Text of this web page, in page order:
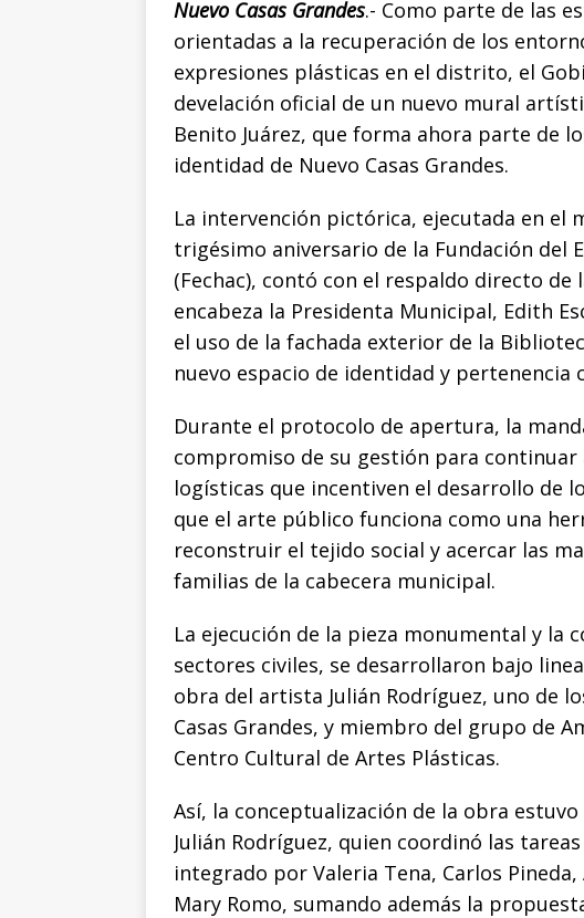
o
o
k
p
p
g
e
r
n
k
ti
r
Nuevo Casas Grandes.- Como parte de las
orientadas a la recuperación de los
expresiones plásticas en el distrito, el
develación oficial de un nuevo mural
Benito Juárez, que forma ahora parte de
identidad de Nuevo Casas Grandes.
La intervención pictórica, ejecutada en el
trigésimo aniversario de la Fundación del
(Fechac), contó con el respaldo directo
encabeza la Presidenta Municipal, Edith
el uso de la fachada exterior de la
nuevo espacio de identidad y pertenencia
​Durante el protocolo de apertura, la
compromiso de su gestión para continuar
logísticas que incentiven el desarrollo de
que el arte público funciona como una
reconstruir el tejido social y acercar las
familias de la cabecera municipal.
La ejecución de la pieza monumental y la
sectores civiles, se desarrollaron bajo
obra del artista Julián Rodríguez, uno de
Casas Grandes, y miembro del grupo de
Centro Cultural de Artes Plásticas.
Así, la conceptualización de la obra
Julián Rodríguez, quien coordinó las
integrado por Valeria Tena, Carlos
Mary Romo, sumando además la